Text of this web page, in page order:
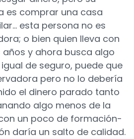
es comprar una casa
esta persona no es
o bien quien lleva con
y ahora busca algo
de seguro, puede que
pero no lo debería
el dinero parado tanto
algo menos de la
un poco de formación-
daría un salto de calidad.